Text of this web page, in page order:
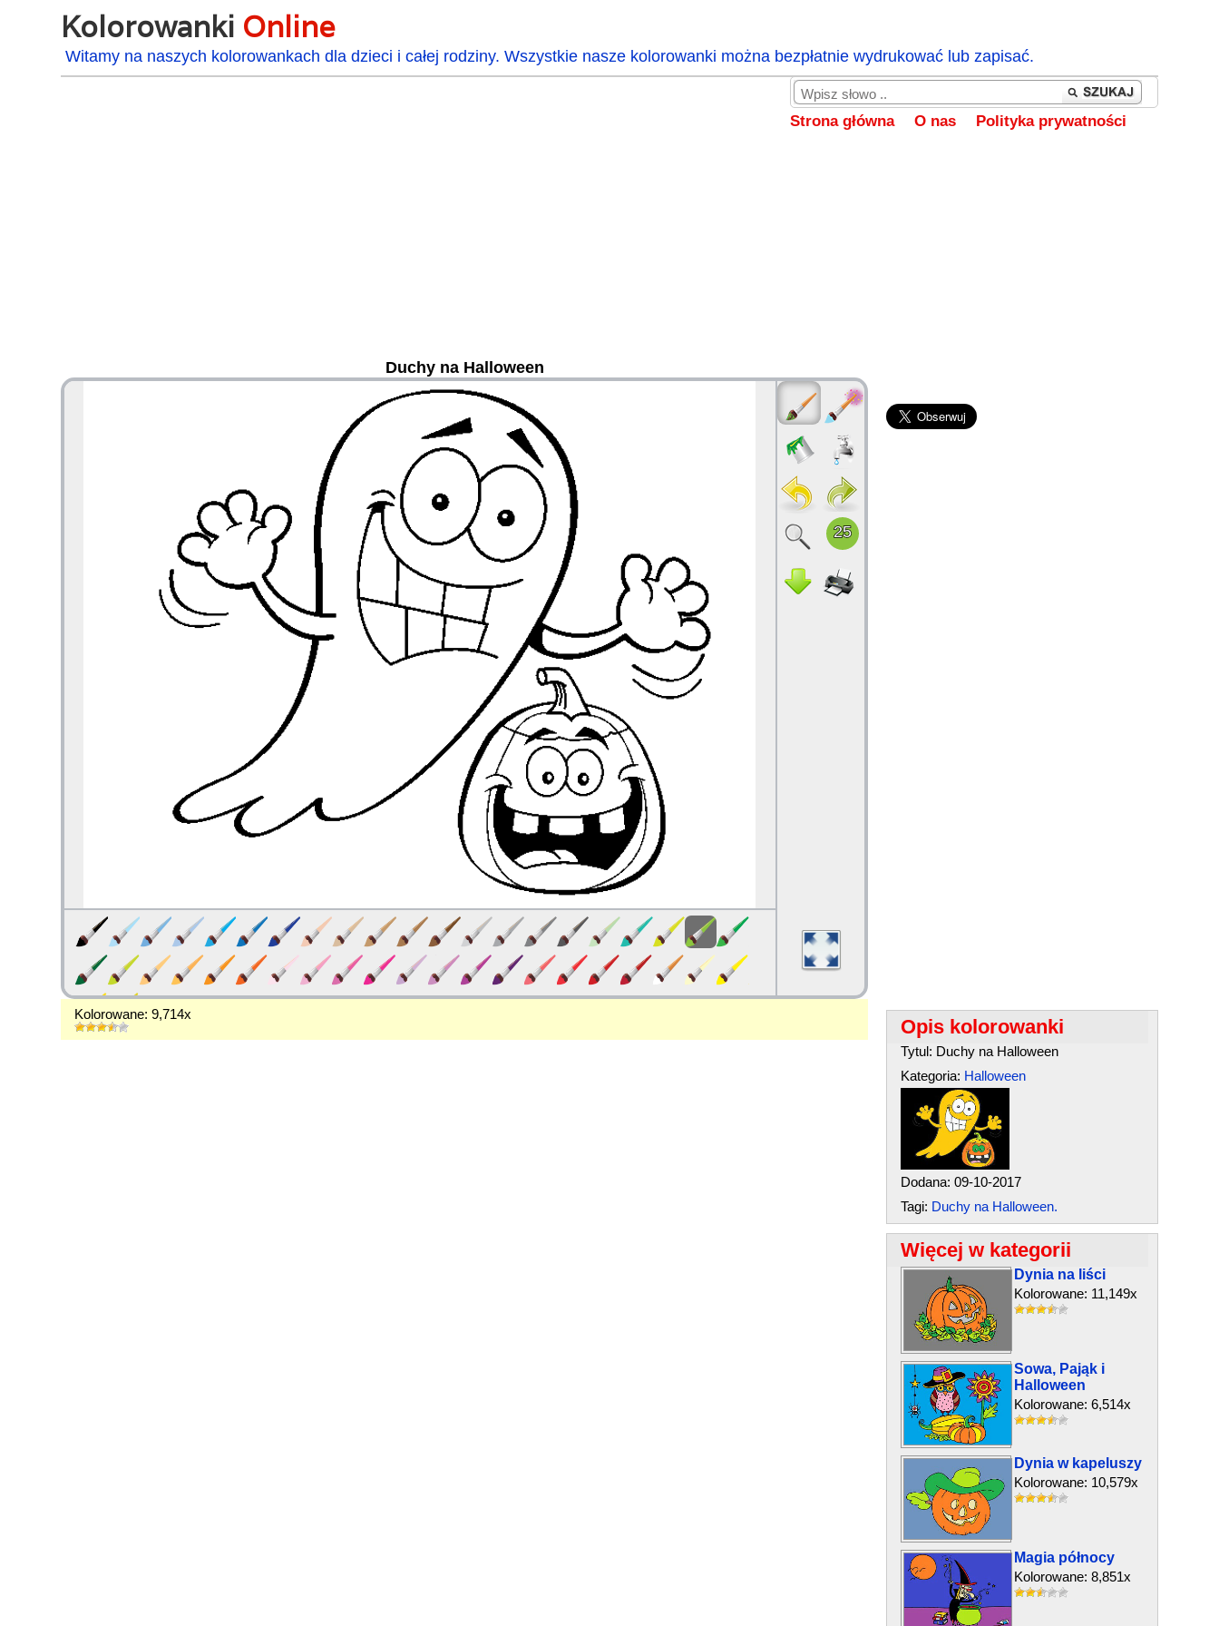
Kolorowanki Online
Witamy na naszych kolorowankach dla dzieci i całej rodziny. Wszystkie nasze kolorowanki można bezpłatnie wydrukować lub zapisać.
Strona główna O nas Polityka prywatności
Duchy na Halloween
Kolorowane: 9,714x
Opis kolorowanki
Tytul: Duchy na Halloween
Kategoria: Halloween
Dodana: 09-10-2017
Tagi: Duchy na Halloween.
Więcej w kategorii
Dynia na liści
Kolorowane: 11,149x
Sowa, Pająk i
Halloween
Kolorowane: 6,514x
Dynia w kapeluszy
Kolorowane: 10,579x
Magia północy
Kolorowane: 8,851x